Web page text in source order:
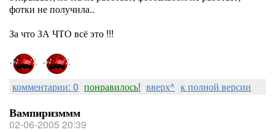
фотки не получила..
За что ЗА ЧТО всё это !!!
комментарии: 0 понравилось! вверх^ к полной версии
Вампиризммм
02-06-2005 20:39